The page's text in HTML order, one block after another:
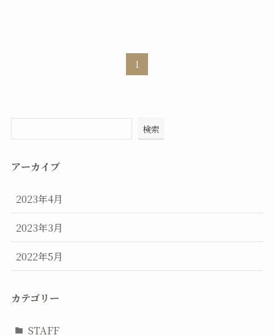
1
検索
アーカイブ
2023年4月
2023年3月
2022年5月
カテゴリー
STAFF